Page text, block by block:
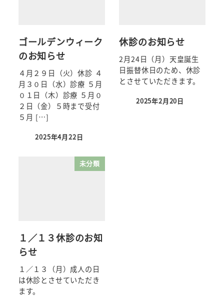
ゴールデンウィーク
のお知らせ
４月２９日（火）休診 ４
月３０日（水）診療 ５月
０１日（木）診療 ５月０
２日（金）５時まで受付
５月 […]
2025年4月22日
休診のお知らせ
2月24日（月）天皇誕生
日振替休日のため、休診
とさせていただきます。
2025年2月20日
未分類
１／１３休診のお知
らせ
１／１３（月）成人の日
は休診とさせていただき
ます。